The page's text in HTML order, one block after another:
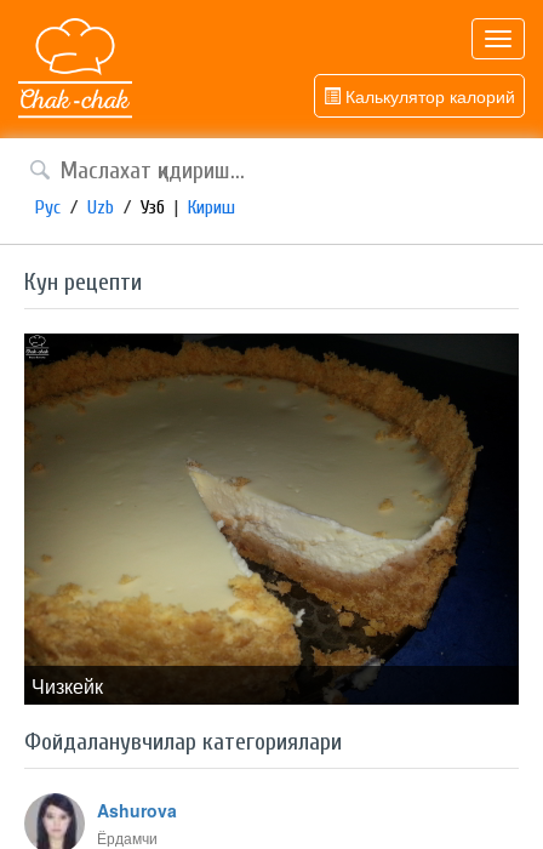
Калькулятор калорий
Рус / Uzb / Узб | Кириш
Кун рецепти
Чизкейк
Фойдаланувчилар категориялари
Ashurova
Ёрдамчи